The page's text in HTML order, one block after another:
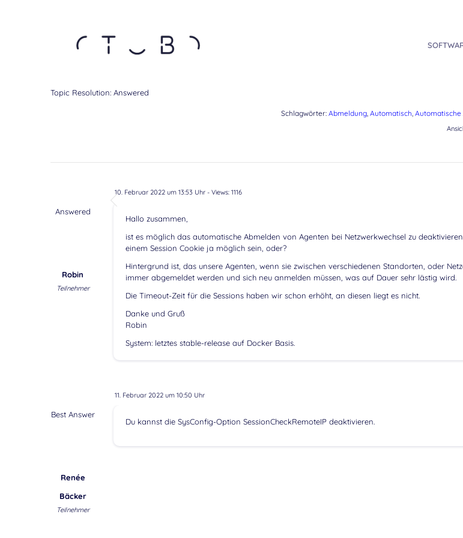
Topic Resolution: Answered
Schlagwörter: Abmeldung, Automatisch,
10. Februar 2022 um 13:53 Uhr- Views: 1116
Answered
Robin
Teilnehmer
Hallo zusammen,
ist es möglich das automatische Abmelden von Agenten bei Netzwerkwechsel zu
einem Session Cookie ja möglich sein, oder?
Hintergrund ist, das unsere Agenten, wenn sie zwischen verschiedenen Standorten, oder
immer abgemeldet werden und sich neu anmelden müssen, was auf Dauer sehr lästig wird.
Die Timeout-Zeit für die Sessions haben wir schon erhöht, an diesen liegt es nicht.
Danke und Gruß
Robin
System: letztes stable-release auf Docker Basis.
11. Februar 2022 um 10:50 Uhr
Best Answer
Renée
Bäcker
Teilnehmer
Du kannst die SysConfig-Option SessionCheckRemoteIP deaktivieren.